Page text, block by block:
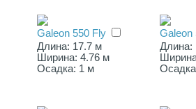
Galeon 550 Fly
Длина: 17.7 м
Ширина: 4.76 м
Осадка: 1 м
Galeon
Длина: